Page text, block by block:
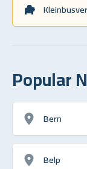
Popular
Bern
Belp